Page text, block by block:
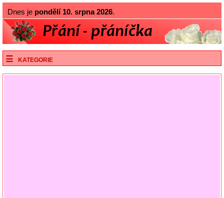
Dnes je pondělí 10. srpna 2026.
KATEGORIE